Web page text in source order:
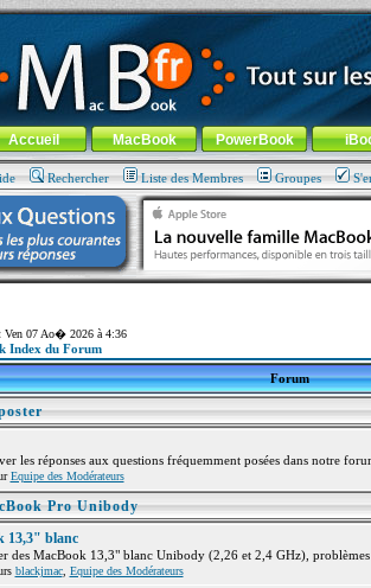
: 100% Apple... 100% nomade !
-Aller au menu général-Aller au menu de
général
Accueil MacBook PowerBook
Rechercher Liste des Membres Groupes
Ven 07 Ao� 2026 à 4:36
Index du Forum
Forum
les réponses aux questions fréquemment posées dans notre
Equipe des Modérateurs
Pro Unibody
13,3" blanc
des MacBook 13,3" blanc Unibody (2,26 et 2,4 GHz),
blackjmac, Equipe des Modérateurs